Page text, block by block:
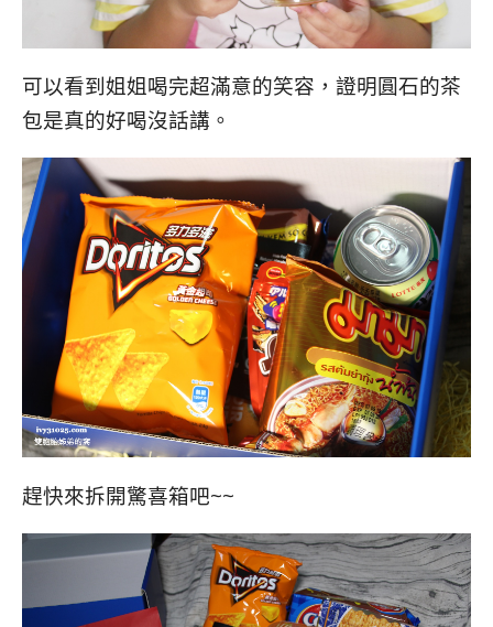
可以看到姐姐喝完超滿意的笑容，證明圓石的茶
包是真的好喝沒話講。
趕快來拆開驚喜箱吧~~